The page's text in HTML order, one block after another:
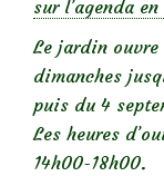
sur l’agenda
Le jardin ouvre
dimanches
puis du 4
Les heures
14h00-18h00.